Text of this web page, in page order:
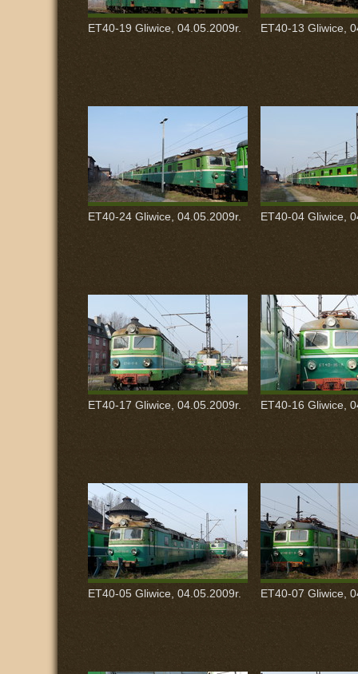
ET40-19 Gliwice, 04.05.2009r. ET40-13 Gliwice,
ET40-24 Gliwice, 04.05.2009r. ET40-04 Gliwice,
ET40-17 Gliwice, 04.05.2009r. ET40-16 Gliwice,
ET40-05 Gliwice, 04.05.2009r. ET40-07 Gliwice,